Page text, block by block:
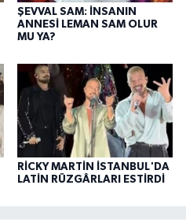
ŞEVVAL SAM: İNSANIN
ANNESİ LEMAN SAM OLUR
MU YA?
RİCKY MARTİN İSTANBUL'DA
LATİN RÜZGÂRLARI ESTİRDİ